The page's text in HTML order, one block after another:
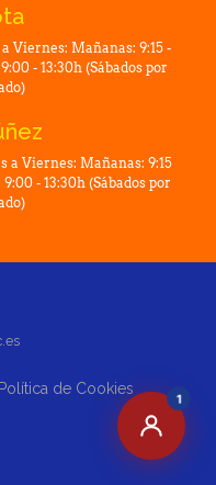
Viernes: Mañanas: 9:15 -
- 13:30h (Sábados por
a Viernes: Mañanas: 9:15
9:00 - 13:30h (Sábados por
Política de Cookies
1